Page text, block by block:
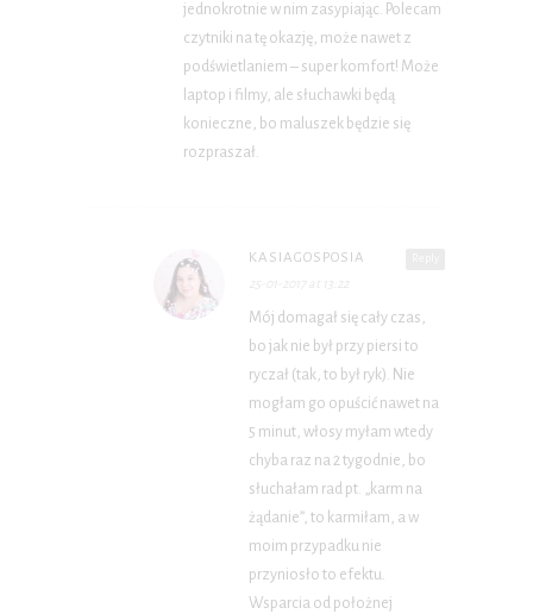
jednokrotnie w nim zasypiając. Polecam
czytniki na tę okazję, może nawet z
podświetlaniem – super komfort! Może
laptop i filmy, ale słuchawki będą
konieczne, bo maluszek będzie się
rozpraszał.
KASIAGOSPOSIA
Mój domagał się cały czas,
bo jak nie był przy piersi to
ryczał (tak, to był ryk). Nie
mogłam go opuścić nawet na
5 minut, włosy myłam wtedy
chyba raz na 2 tygodnie, bo
słuchałam rad pt. „karm na
żądanie”, to karmiłam, a w
moim przypadku nie
przyniosło to efektu.
Wsparcia od położnej